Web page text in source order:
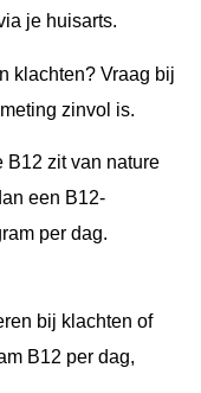
je huisarts.
klachten? Vraag bij
zinvol is.
B12 zit van nature
een B12-
per dag.
bij klachten of
B12 per dag,